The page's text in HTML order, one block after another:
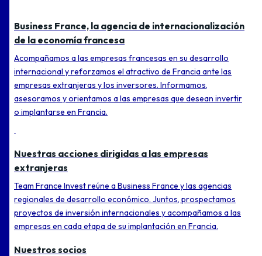
Business France, la agencia de internacionalización
de la economía francesa
Acompañamos a las empresas francesas en su desarrollo
internacional y reforzamos el atractivo de Francia ante las
empresas extranjeras y los inversores. Informamos,
asesoramos y orientamos a las empresas que desean invertir
o implantarse en Francia.
Nuestras acciones dirigidas a las empresas
extranjeras
Team France Invest reúne a Business France y las agencias
regionales de desarrollo económico. Juntos, prospectamos
proyectos de inversión internacionales y acompañamos a las
empresas en cada etapa de su implantación en Francia.
Nuestros socios